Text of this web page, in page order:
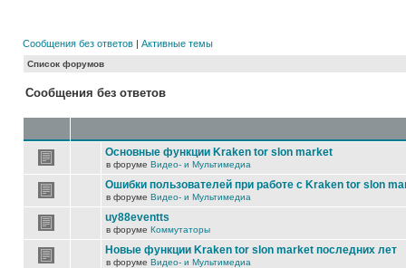
Сообщения без ответов | Активные темы
Список форумов
Сообщения без ответов
Основные функции Kraken tor slon market
в форуме Видео- и Мультимедиа
Ошибки пользователей при работе с Kraken tor slon
в форуме Видео- и Мультимедиа
uy88eventts
в форуме Коммутаторы
Новые функции Kraken tor slon market последних лет
в форуме Видео- и Мультимедиа